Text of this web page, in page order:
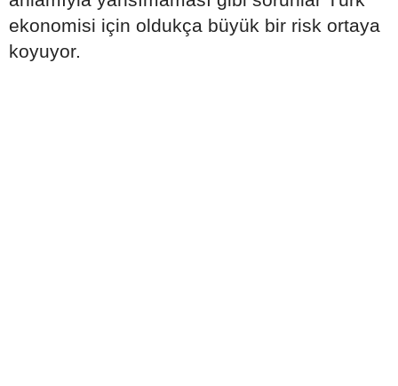
ekonomisi için oldukça büyük bir risk ortaya
koyuyor.